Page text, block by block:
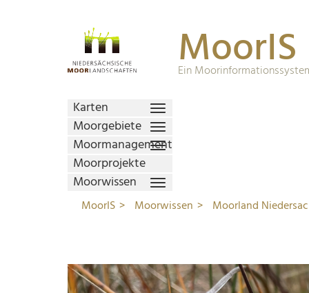
MoorIS
Ein
Karten
Moorgebiete
Moormanagement
Moorprojekte
Moorwissen
MoorIS Moorwissen Moorland